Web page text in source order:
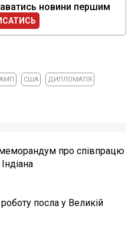
новини першим
США ДИПЛОМАТІЯ
про співпрацю
посла у Великій